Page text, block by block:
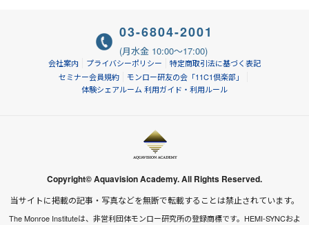
会社案内 プライバシーポリシー
特定商取引法に基づく表記
セミナー会員規約
モンロー研友の会「11C1倶楽部」
体験シェアルーム 利用ガイド・利用ルール
03-6804-2001
(月水金 10:00～17:00)
Copyright© Aquavision Academy. All Rights Reserved.
当サイトに掲載の記事・写真などを無断で転載することは禁止されています。
The Monroe Instituteは、非営利団体モンロー研究所の登録商標です。HEMI-SYNCおよ